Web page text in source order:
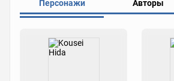
Персонажи Авторы